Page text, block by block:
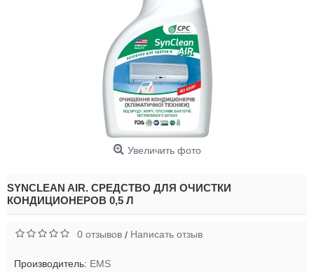
Увеличить фото
SYNCLEAN AIR. СРЕДСТВО ДЛЯ ОЧИСТКИ
КОНДИЦИОНЕРОВ 0,5 Л
0 отзывов / Написать отзыв
Производитель: EMS